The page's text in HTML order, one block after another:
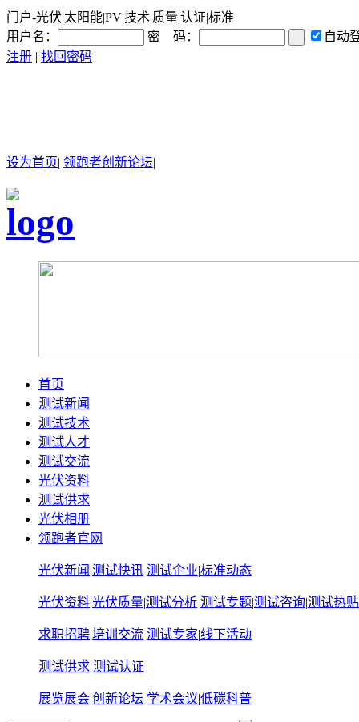
门户-光伏|太阳能|PV|技术|质量|认证|标准
用户名：
密 码：
自动
注册 | 找回密码
设为首页| 领跑者创新论坛|
首页
测试新闻
测试技术
测试人才
测试交流
光伏资料
测试供求
光伏相册
领跑者官网
光伏新闻 |测试快讯 测试企业|标准动态
光伏资料|光伏质量|测试分析 测试专题|测试咨询|测试热贴
求职招聘|培训交流 测试专家|线下活动
测试供求 测试认证
展览展会|创新论坛 学术会议|低碳科普